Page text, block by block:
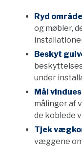
Ryd
og møbler,
Beskyt
under
Mål
målinger af
de koblede
Tjek
væggene